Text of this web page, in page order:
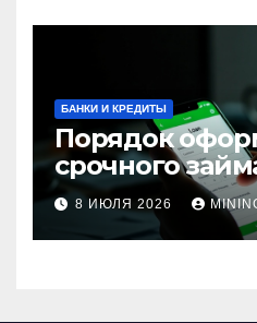
БАНКИ И КРЕДИТЫ
Порядок
срочного
8 ИЮЛЯ 2026